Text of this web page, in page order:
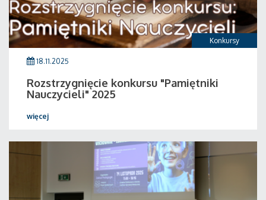
Konkursy
18.11.2025
Rozstrzygnięcie konkursu "Pamiętniki
Nauczycieli" 2025
więcej